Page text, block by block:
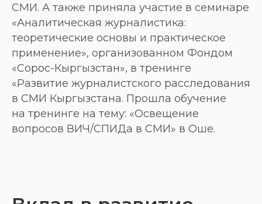
СМИ. А также приняла участие в семинаре
«Аналитическая журналистика:
теоретические основы и практическое
применение», организованном Фондом
«Сорос-Кыргызстан», в тренинге
«Развитие журналистского расследования
в СМИ Кыргызстана. Прошла обучение
на тренинге на тему: «Освещение
вопросов ВИЧ/СПИДа в СМИ» в Оше.